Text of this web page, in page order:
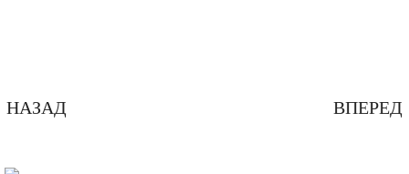
НАЗАД ВПЕРЕД